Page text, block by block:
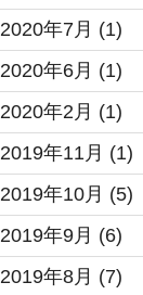
2020年7月 (1)
2020年6月 (1)
2020年2月 (1)
2019年11月 (1)
2019年10月 (5)
2019年9月 (6)
2019年8月 (7)